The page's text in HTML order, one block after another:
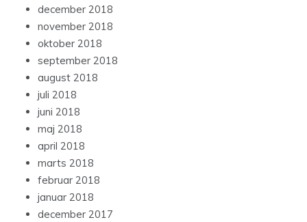
december 2018
november 2018
oktober 2018
september 2018
august 2018
juli 2018
juni 2018
maj 2018
april 2018
marts 2018
februar 2018
januar 2018
december 2017